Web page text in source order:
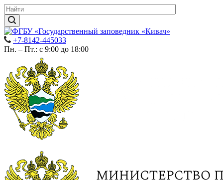
+7-8142-445033
Пн. – Пт.: с 9:00 до 18:00